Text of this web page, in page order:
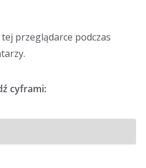
przeglądarce podczas
cyframi: